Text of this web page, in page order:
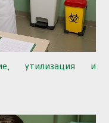
утилизация и